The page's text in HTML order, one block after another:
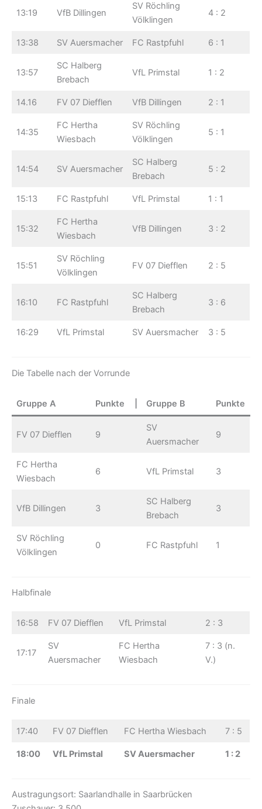
13:19 VfB Dillingen
SV Röchling
Völklingen
4 : 2
13:38 SV Auersmacher FC Rastpfuhl 6 : 1
13:57
SC Halberg
Brebach
VfL Primstal 1 : 2
14.16 FV 07 Diefflen VfB Dillingen 2 : 1
14:35
FC Hertha
Wiesbach
SV Röchling
Völklingen
5 : 1
14:54 SV Auersmacher
SC Halberg
Brebach
5 : 2
15:13 FC Rastpfuhl VfL Primstal 1 : 1
15:32
FC Hertha
Wiesbach
VfB Dillingen 3 : 2
15:51
SV Röchling
Völklingen
FV 07 Diefflen 2 : 5
16:10 FC Rastpfuhl
SC Halberg
Brebach
3 : 6
16:29 VfL Primstal SV Auersmacher 3 : 5
Die Tabelle nach der Vorrunde
Gruppe A Punkte Gruppe B Punkte
FV 07 Diefflen 9
SV
Auersmacher
9
FC Hertha
Wiesbach
6 VfL Primstal 3
VfB Dillingen 3
SC Halberg
Brebach
3
SV Röchling
Völklingen
0 FC Rastpfuhl 1
Halbfinale
16:58 FV 07 Diefflen VfL Primstal 2 : 3
17:17
SV
Auersmacher
FC Hertha
Wiesbach
7 : 3 (n.
V.)
Finale
17:40 FV 07 Diefflen FC Hertha Wiesbach 7 : 5
18:00 VfL Primstal SV Auersmacher 1 : 2
Austragungsort: Saarlandhalle in Saarbrücken